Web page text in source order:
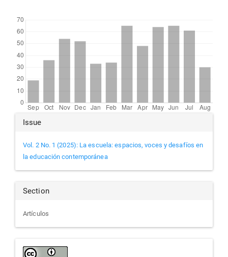
Article
Details
Issue
Vol. 2 No. 1 (2025): La escuela: espacios, voces y desafíos en
la educación contemporánea
Section
Artículos